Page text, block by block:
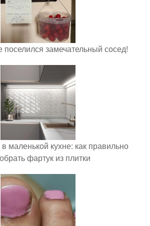
замечательный сосед!
маленькой кухне: как правильно
фартук из плитки